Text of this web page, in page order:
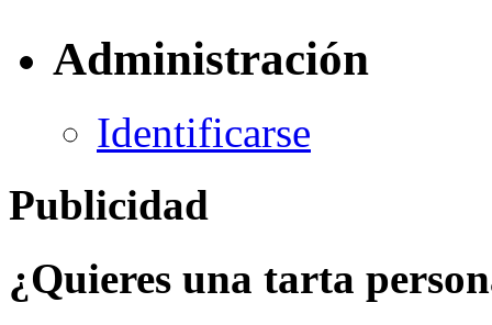
Administración
Identificarse
Publicidad
¿Quieres una tarta